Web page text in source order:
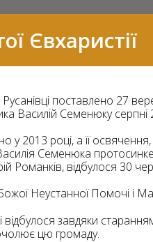
Євхаристії
поставлено 27
Василій Семенюку серпні
2013 році, а її освячення,
Семенюка
Романків, відбулося 30
Неустанної Помочі і
завдяки старанням
цю громаду.